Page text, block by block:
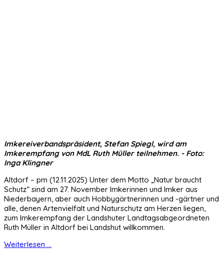
Imkereiverbandspräsident, Stefan Spiegl, wird am
Imkerempfang von MdL Ruth Müller teilnehmen. - Foto:
Inga Klingner
Altdorf – pm (12.11.2025) Unter dem Motto „Natur braucht
Schutz“ sind am 27. November Imkerinnen und Imker aus
Niederbayern, aber auch Hobbygärtnerinnen und -gärtner und
alle, denen Artenvielfalt und Naturschutz am Herzen liegen,
zum Imkerempfang der Landshuter Landtagsabgeordneten
Ruth Müller in Altdorf bei Landshut willkommen.
Weiterlesen ...